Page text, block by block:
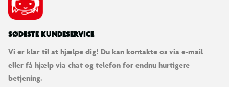
SØDESTE KUNDESERVICE
Vi er klar til at hjælpe dig! Du kan kontakte os via e-mail
eller få hjælp via chat og telefon for endnu hurtigere
betjening.